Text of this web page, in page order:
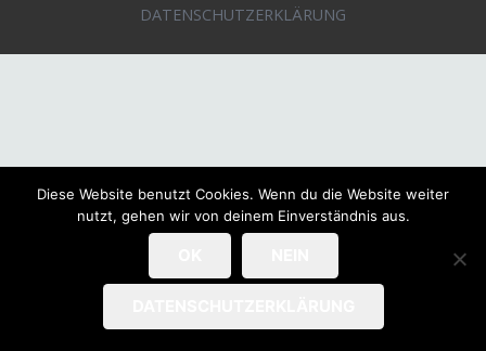
DATENSCHUTZERKLÄRUNG
Diese Website benutzt Cookies. Wenn du die Website weiter
nutzt, gehen wir von deinem Einverständnis aus.